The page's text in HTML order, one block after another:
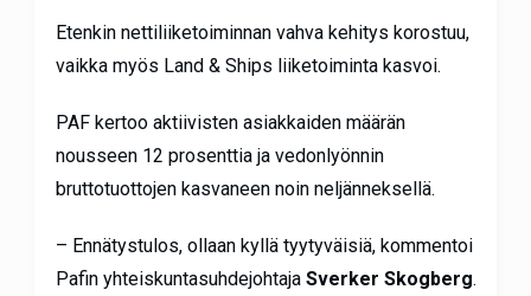
Etenkin nettiliiketoiminnan vahva kehitys korostuu,
vaikka myös Land & Ships liiketoiminta kasvoi.
PAF kertoo aktiivisten asiakkaiden määrän
nousseen 12 prosenttia ja vedonlyönnin
bruttotuottojen kasvaneen noin neljänneksellä.
– Ennätystulos, ollaan kyllä tyytyväisiä, kommentoi
Pafin yhteiskuntasuhdejohtajaSverker Skogberg.